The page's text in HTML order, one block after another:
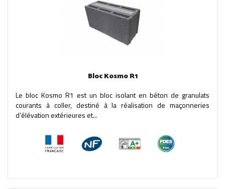
Bloc Kosmo R1
Le bloc Kosmo R1 est un bloc isolant en béton de granulats
courants à coller, destiné à la réalisation de maçonneries
d’élévation extérieures et...